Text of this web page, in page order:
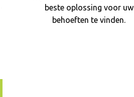
beste oplossing voor uw
behoeften te vinden.